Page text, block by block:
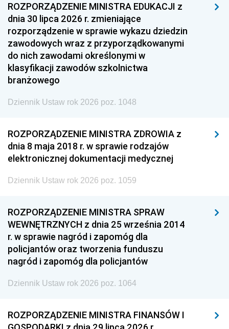
ROZPORZĄDZENIE MINISTRA EDUKACJI z
dnia 30 lipca 2026 r. zmieniające
rozporządzenie w sprawie wykazu dziedzin
zawodowych wraz z przyporządkowanymi
do nich zawodami określonymi w
klasyfikacji zawodów szkolnictwa
branżowego
Dziennik Ustaw rok 2026 poz. 1048
ROZPORZĄDZENIE MINISTRA ZDROWIA z
dnia 8 maja 2018 r. w sprawie rodzajów
elektronicznej dokumentacji medycznej
Dziennik Ustaw rok 2026 poz. 1059
ROZPORZĄDZENIE MINISTRA SPRAW
WEWNĘTRZNYCH z dnia 25 września 2014
r. w sprawie nagród i zapomóg dla
policjantów oraz tworzenia funduszu
nagród i zapomóg dla policjantów
Dziennik Ustaw rok 2026 poz. 1064
ROZPORZĄDZENIE MINISTRA FINANSÓW I